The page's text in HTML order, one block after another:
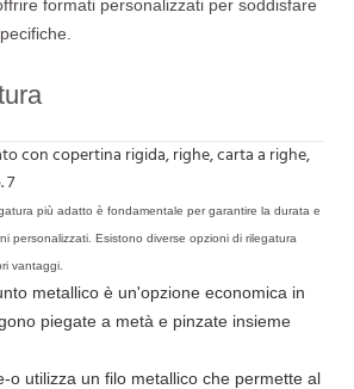
formati personalizzati per soddisfare
più adatto è fondamentale per garantire la durata e
personalizzati. Esistono diverse opzioni di rilegatura
vantaggi.
metallico è un'opzione economica in
piegate a metà e pinzate insieme
o utilizza un filo metallico che permette al